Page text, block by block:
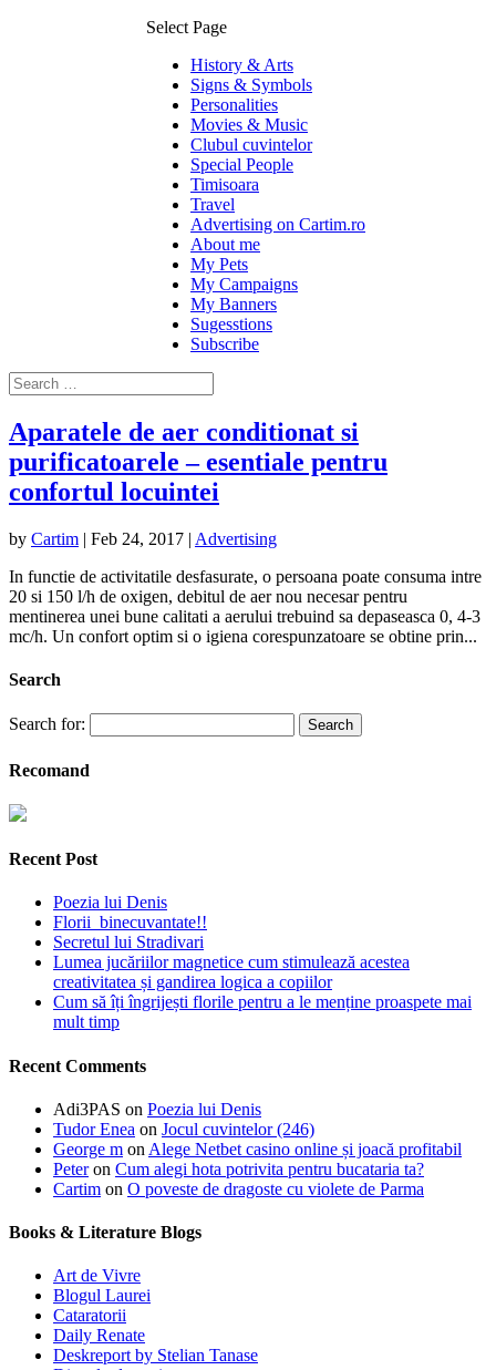
Select Page
History & Arts
Signs & Symbols
Personalities
Movies & Music
Clubul cuvintelor
Special People
Timisoara
Travel
Advertising on Cartim.ro
About me
My Pets
My Campaigns
My Banners
Sugesstions
Subscribe
Aparatele de aer conditionat si
purificatoarele – esentiale pentru
confortul locuintei
by Cartim | Feb 24, 2017 | Advertising
In functie de activitatile desfasurate, o persoana poate consuma intre
20 si 150 l/h de oxigen, debitul de aer nou necesar pentru
mentinerea unei bune calitati a aerului trebuind sa depaseasca 0, 4-3
mc/h. Un confort optim si o igiena corespunzatoare se obtine prin...
Search
Search for:
Recomand
Recent Post
Poezia lui Denis
Florii binecuvantate!!
Secretul lui Stradivari
Lumea jucăriilor magnetice cum stimulează acestea
creativitatea și gandirea logica a copiilor
Cum să îți îngrijești florile pentru a le menține proaspete mai
mult timp
Recent Comments
Adi3PAS on Poezia lui Denis
Tudor Enea on Jocul cuvintelor (246)
George m on Alege Netbet casino online și joacă profitabil
Peteron Cum alegi hota potrivita pentru bucataria ta?
Cartim on O poveste de dragoste cu violete de Parma
Books & Literature Blogs
Art de Vivre
Blogul Laurei
Cataratorii
Daily Renate
Deskreport by Stelian Tanase